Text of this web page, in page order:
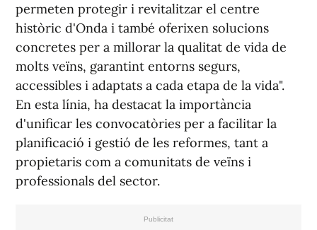
permeten protegir i revitalitzar el centre
històric d'Onda i també oferixen solucions
concretes per a millorar la qualitat de vida de
molts veïns, garantint entorns segurs,
accessibles i adaptats a cada etapa de la vida".
En esta línia, ha destacat la importància
d'unificar les convocatòries per a facilitar la
planificació i gestió de les reformes, tant a
propietaris com a comunitats de veïns i
professionals del sector.